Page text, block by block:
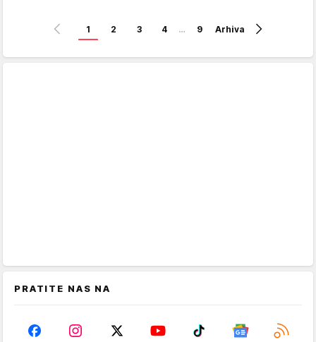
1 2 3 4 … 9 Arhiva
PRATITE NAS NA